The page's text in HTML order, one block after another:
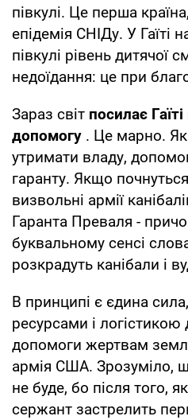
півкулі. Це перша
епідемія СНІДу. У Гаїті
півкулі рівень дитячої
недоїдання: це при
Зараз світ посилає
допомогу . Це марно.
утримати владу,
гаранту. Якщо
визвольні армії
Гаранта Преваля -
буквальному сенсі
розкрадуть канібали і
В принципі є єдина
ресурсами і
допомоги жертвам
армія США. Зрозуміло,
не буде, бо після того,
сержант застрелить